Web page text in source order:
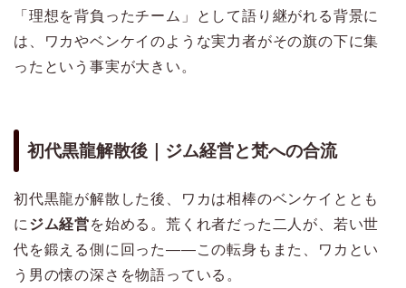
「理想を背負ったチーム」として語り継がれる背景に
は、ワカやベンケイのような実力者がその旗の下に集
ったという事実が大きい。
初代黒龍解散後｜ジム経営と梵への合流
初代黒龍が解散した後、ワカは相棒のベンケイととも
に ジム経営を始める。荒くれ者だった二人が、若い世
代を鍛える側に回った——この転身もまた、ワカとい
う男の懐の深さを物語っている。